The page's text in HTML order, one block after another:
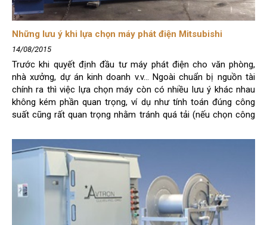
Những lưu ý khi lựa chọn máy phát điện Mitsubishi
14/08/2015
Trước khi quyết định đầu tư máy phát điện cho văn phòng,
nhà xưởng, dự án kinh doanh v.v... Ngoài chuẩn bị nguồn tài
chính ra thì việc lựa chọn máy còn có nhiều lưu ý khác nhau
không kém phần quan trọng, ví dụ như tính toán đúng công
suất cũng rất quan trọng nhằm tránh quá tải (nếu chọn công
suất máy lớn hơn nhiều công suất tải).